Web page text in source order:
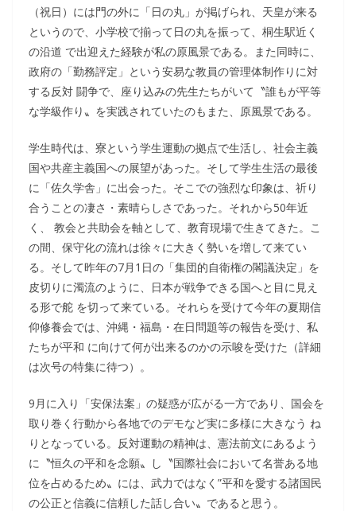
（祝日）には門の外に「日の丸」が掲げられ、天皇が来る
というので、小学校で揃って日の丸を振って、桐生駅近く
の沿道 で出迎えた経験が私の原風景である。また同時に、
政府の「勤務評定」という安易な教員の管理体制作りに対
する反対 闘争で、座り込みの先生たちがいて〝誰もが平等
な学級作り〟を実践されていたのもまた、原風景である。
学生時代は、寮という学生運動の拠点で生活し、社会主義
国や共産主義国への展望があった。そして学生生活の最後
に「佐久学舎」に出会った。そこでの強烈な印象は、祈り
合うことの凄さ・素晴らしさであった。それから50年近
く、 教会と共助会を軸として、教育現場で生きてきた。こ
の間、保守化の流れは徐々に大きく勢いを増して来てい
る。そして昨年の7月1日の「集団的自衛権の閣議決定」を
皮切りに濁流のように、日本が戦争できる国へと目に見え
る形で舵 を切って来ている。それらを受けて今年の夏期信
仰修養会では、沖縄・福島・在日問題等の報告を受け、私
たちが平和 に向けて何が出来るのかの示唆を受けた（詳細
は次号の特集に待つ）。
9月に入り「安保法案」の疑惑が広がる一方であり、国会を
取り巻く行動から各地でのデモなど実に多様に大きなう ね
りとなっている。反対運動の精神は、憲法前文にあるよう
に〝恒久の平和を念願〟し〝国際社会において名誉ある地
位を占めるため〟には、武力ではなく”平和を愛する諸国民
の公正と信義に信頼した話し合い〟であると思う。